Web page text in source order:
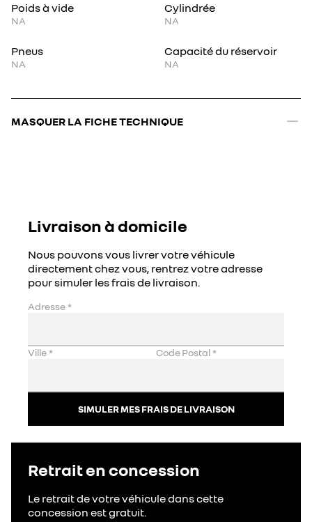
MASQUER LA FICHE TECHNIQUE
Poids à vide
NA
Cylindrée
NA
Pneus
NA
Capacité du réservoir
NA
Livraison à domicile
Nous pouvons vous livrer votre véhicule
directement chez vous, rentrez votre adresse
pour simuler les frais de livraison.
Adresse*
Ville* Code Postal*
SIMULER MES FRAIS DE LIVRAISON
Retrait en concession
Le retrait de votre véhicule dans cette
concession est gratuit.